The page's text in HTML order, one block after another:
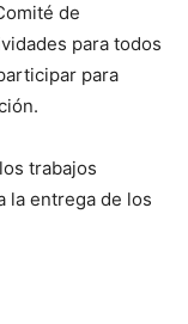
de
para todos
para
trabajos
la entrega de los